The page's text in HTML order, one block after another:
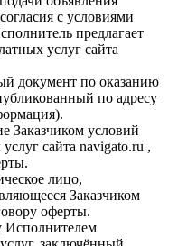
с условиями
предлагает
услуг сайта
документ по оказанию
по адресу
Заказчиком условий
сайта navigato.ru ,
лицо,
Заказчиком
оферты.
Исполнителем